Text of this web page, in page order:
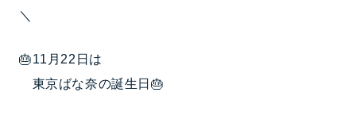
＼
🎂11月22日は
東京ばな奈の誕生日🎂